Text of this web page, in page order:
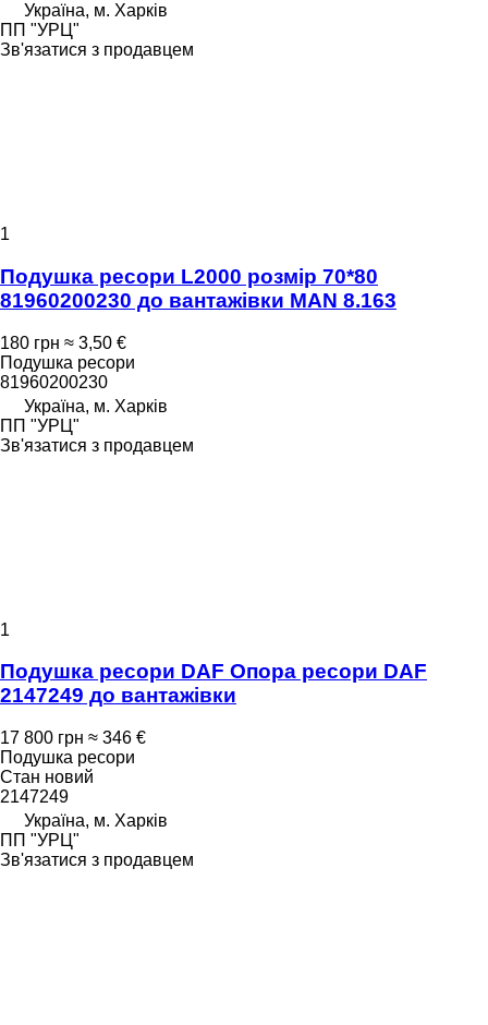
Україна, м. Харків
ПП "УРЦ"
Зв'язатися з продавцем
1
Подушка ресори L2000 розмір 70*80
81960200230 до вантажівки MAN 8.163
180 грн ≈ 3,50 €
Подушка ресори
81960200230
Україна, м. Харків
ПП "УРЦ"
Зв'язатися з продавцем
1
Подушка ресори DAF Опора ресори DAF
2147249 до вантажівки
17 800 грн ≈ 346 €
Подушка ресори
Стан новий
2147249
Україна, м. Харків
ПП "УРЦ"
Зв'язатися з продавцем